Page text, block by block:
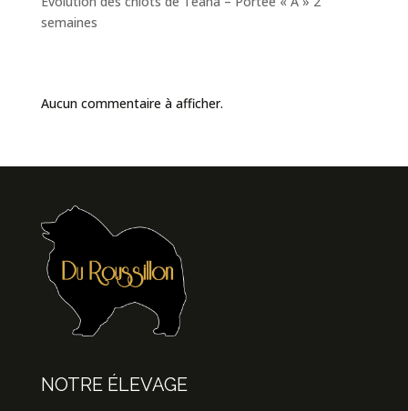
semaines
Aucun commentaire à afficher.
NOTRE ÉLEVAGE